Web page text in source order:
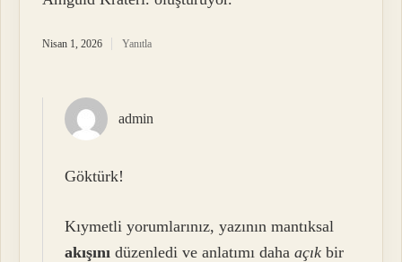
Nisan 1, 2026 Yanıtla
admin
Göktürk!
Kıymetli yorumlarınız, yazının mantıksal
akışını düzenledi ve anlatımı dahaaçık bir